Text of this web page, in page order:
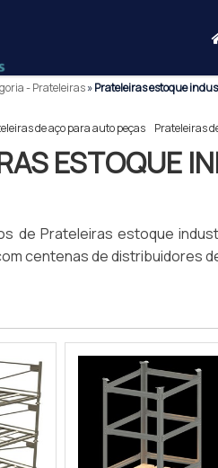
- Prateleiras»Prateleiras estoque
de aço para auto peças Prateleiras
ESTOQUE
de Prateleiras estoque
centenas de distribuidores